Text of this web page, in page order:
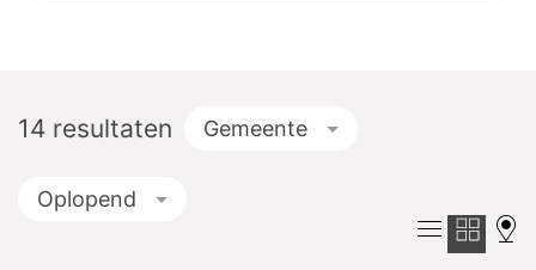
14 resultaten Gemeente
Oplopend